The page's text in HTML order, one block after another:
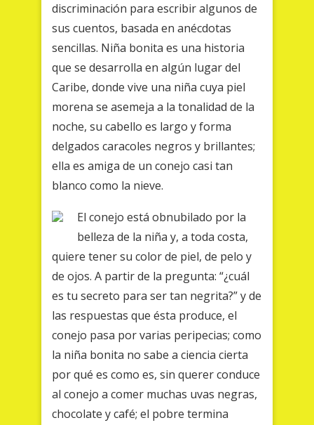
discriminación para escribir algunos de
sus cuentos, basada en anécdotas
sencillas. Niña bonita es una historia
que se desarrolla en algún lugar del
Caribe, donde vive una niña cuya piel
morena se asemeja a la tonalidad de la
noche, su cabello es largo y forma
delgados caracoles negros y brillantes;
ella es amiga de un conejo casi tan
blanco como la nieve.
El conejo está obnubilado por la
belleza de la niña y, a toda costa,
quiere tener su color de piel, de pelo y
de ojos. A partir de la pregunta: “¿cuál
es tu secreto para ser tan negrita?” y de
las respuestas que ésta produce, el
conejo pasa por varias peripecias; como
la niña bonita no sabe a ciencia cierta
por qué es como es, sin querer conduce
al conejo a comer muchas uvas negras,
chocolate y café; el pobre termina